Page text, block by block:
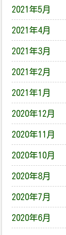
2021年5月
2021年4月
2021年3月
2021年2月
2021年1月
2020年12月
2020年11月
2020年10月
2020年8月
2020年7月
2020年6月